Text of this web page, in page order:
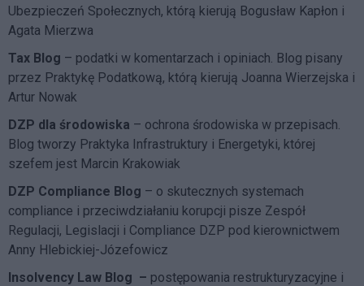
Ubezpieczeń Społecznych, którą kierują Bogusław Kapłon i
Agata Mierzwa
Tax Blog – podatki w komentarzach i opiniach. Blog pisany
przez Praktykę Podatkową, którą kierują Joanna Wierzejska i
Artur Nowak
DZP dla środowiska – ochrona środowiska w przepisach.
Blog tworzy Praktyka Infrastruktury i Energetyki, której
szefem jest Marcin Krakowiak
DZP Compliance Blog – o skutecznych systemach
compliance i przeciwdziałaniu korupcji pisze Zespół
Regulacji, Legislacji i Compliance DZP pod kierownictwem
Anny Hlebickiej-Józefowicz
Insolvency Law Blog – postępowania restrukturyzacyjne i